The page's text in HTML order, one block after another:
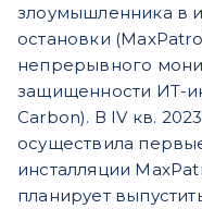
злоумышленника в
остановки
непрерывного
защищенности ИТ-
Carbon). В IV кв.
осуществила
инсталляции
планирует